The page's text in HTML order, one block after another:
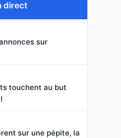
direct
sur
touchent au but
sur une pépite, la